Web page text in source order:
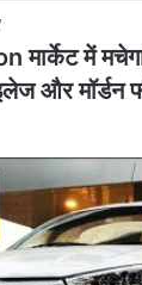
में मचेगा
और मॉर्डन